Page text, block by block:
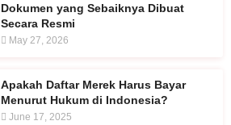
Dokumen yang Sebaiknya Dibuat
Secara Resmi
May 27, 2026
Apakah Daftar Merek Harus Bayar
Menurut Hukum di Indonesia?
June 17, 2025